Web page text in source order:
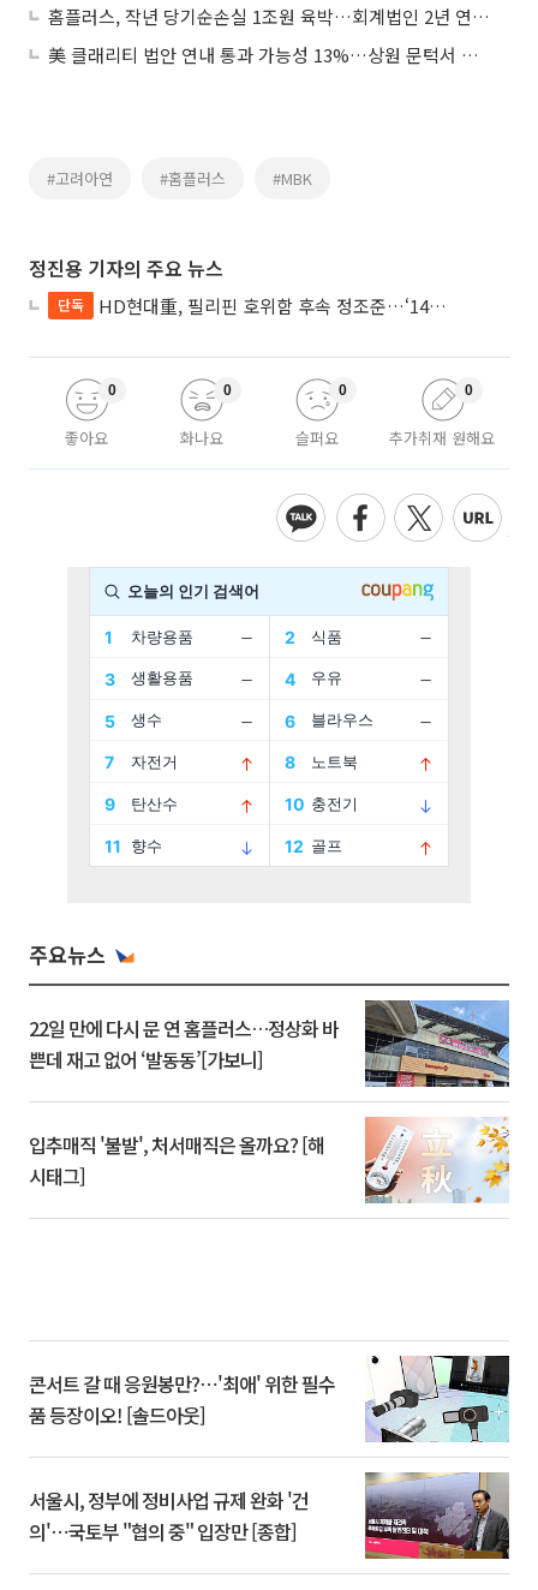
홈플러스, 작년 당기순손실 1조원 육박…회계법인 2년 연속 ‘의견거절’
美 클래리티 법안 연내 통과 가능성 13%…상원 문턱서 제동
#고려아연 #홈플러스 #MBK
정진용 기자의 주요 뉴스
단독 HD현대重, 필리핀 호위함 후속 정조준…‘14척+α’ 싹쓸이 노린다
좋아요
0
화나요
0
슬퍼요
0
추가취재 원해요
0
주요뉴스
22일 만에 다시 문 연 홈플러스…정상화 바
쁜데 재고 없어 ‘발동동’[가보니]
입추매직 '불발', 처서매직은 올까요? [해
시태그]
콘서트 갈 때 응원봉만?⋯'최애' 위한 필수
품 등장이오! [솔드아웃]
서울시, 정부에 정비사업 규제 완화 '건
의'⋯국토부 "협의 중" 입장만 [종합]